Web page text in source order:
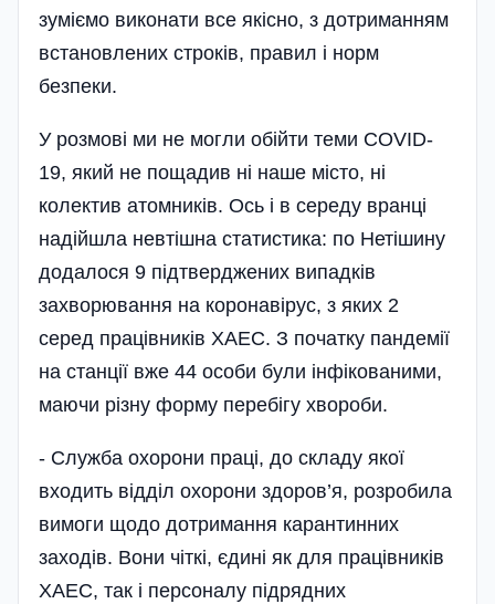
зуміємо виконати все якісно, з дотриманням
встановлених строків, правил і норм
безпеки.
У розмові ми не могли обійти теми COVID-
19, який не пощадив ні наше місто, ні
колектив атомників. Ось і в середу вранці
надійшла невтішна статистика: по Нетішину
додалося 9 підтверджених випадків
захворювання на коронавірус, з яких 2
серед працівників ХАЕС. З початку пандемії
на станції вже 44 особи були інфікованими,
маючи різну форму перебігу хвороби.
- Служба охорони праці, до складу якої
входить відділ охорони здоров’я, розробила
вимоги щодо дотримання карантинних
заходів. Вони чіткі, єдині як для працівників
ХАЕС, так і персоналу підрядних